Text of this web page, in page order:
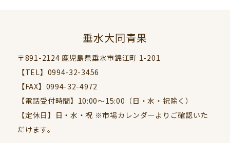
垂水大同青果
〒891-2124 鹿児島県垂水市錦江町 1-201
【TEL】0994-32-3456
【FAX】0994-32-4972
【電話受付時間】10:00〜15:00（日・水・祝除く）
【定休日】日・水・祝 ※市場カレンダーよりご確認いた
だけます。